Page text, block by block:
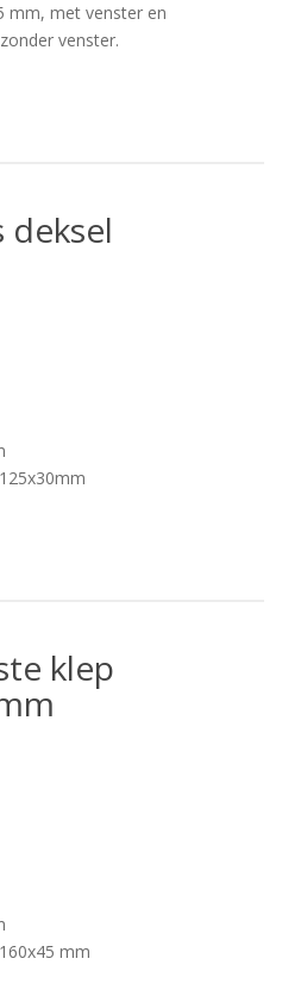
mm, met venster en
venster.
deksel
klep
mm